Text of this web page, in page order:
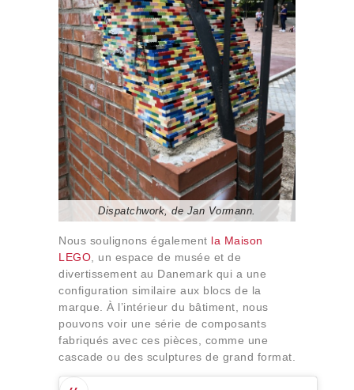
Dispatchwork, de Jan Vormann.
Nous soulignons également la Maison
LEGO, un espace de musée et de
divertissement au Danemark qui a une
configuration similaire aux blocs de la
marque. À l’intérieur du bâtiment, nous
pouvons voir une série de composants
fabriqués avec ces pièces, comme une
cascade ou des sculptures de grand format.